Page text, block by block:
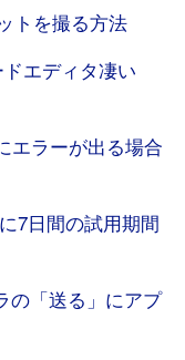
トを撮る方法
エディタ凄い
エラーが出る場合
7日間の試用期間
の「送る」にアプ